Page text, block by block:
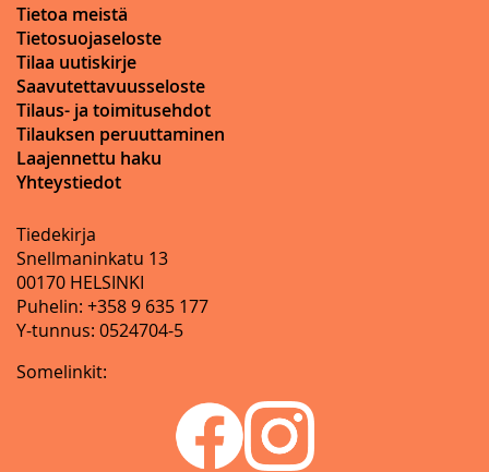
Tietoa meistä
Tietosuojaseloste
Tilaa uutiskirje
Saavutettavuusseloste
Tilaus- ja toimitusehdot
Tilauksen peruuttaminen
Laajennettu haku
Yhteystiedot
Tiedekirja
Snellmaninkatu 13
00170 HELSINKI
Puhelin: +358 9 635 177
Y-tunnus: 0524704-5
Somelinkit: